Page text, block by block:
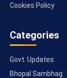
Cookies Policy
Categories
Govt. Updates
Bhopal Sambhag